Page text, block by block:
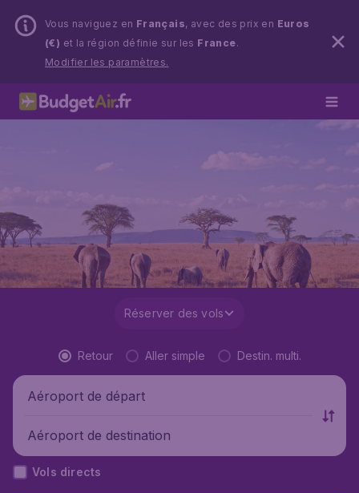
Vous naviguez en Français, avec des prix en Euros
(€) et la région définie sur les France.
Modifier les paramètres.
Réserver des vols
Retour Aller simple Destin. multi.
Aéroport de départ
Aéroport de destination
Vols directs